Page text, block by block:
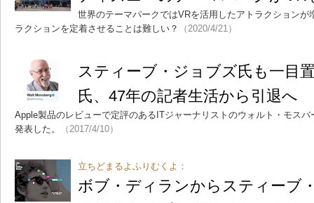
世界のテーマパークではVRを活用したアトラクションが
ラクションを定着させることは難しい？
（2020/4/21）
スティーブ・ジョブズ氏も一目
氏、47年の記者生活から引退へ
Apple製品のレビューで定評のあるITジャーナリストのウォルト・モス
発表した。
（2017/4/10）
立ちどまるよふりむくよ：
ボブ・ディランからスティーブ